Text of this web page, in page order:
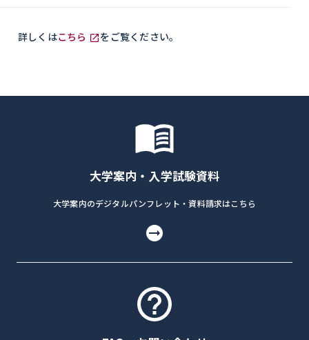
詳しくはこちら をご覧ください。
大学案内・入学試験資料
大学案内のデジタルパンフレット・資料請求はこちら